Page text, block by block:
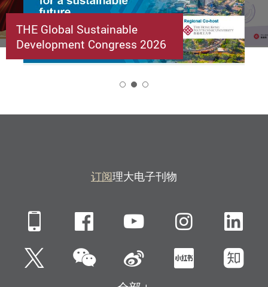
THE Global Sustainable
Development Congress 2026
订阅理大电子刊物
Mobile FacebookYouTube
Twitter微信 新浪微博小红书知